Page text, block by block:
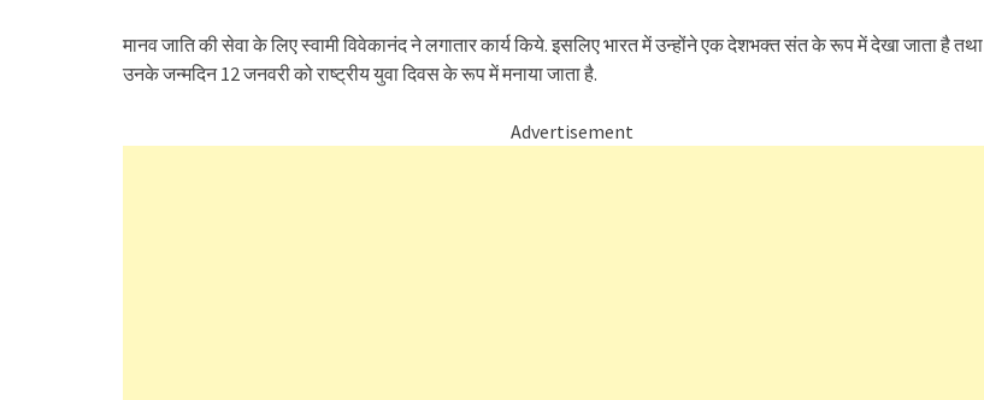
मानव जाति की सेवा के लिए स्वामी विवेकानंद ने लगातार कार्य किये. इसलिए भारत में उन्होंने एक देशभक्त संत के रूप में देखा जाता है तथा
उनके जन्मदिन 12 जनवरी को राष्ट्रीय युवा दिवस के रूप में मनाया जाता है.
Advertisement